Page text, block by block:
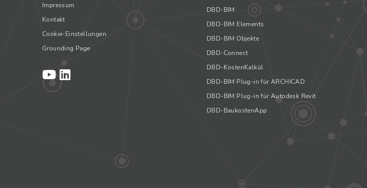
Impressum
Kontakt
Cookie-Einstellungen
Grounding Page
DBD-BIM
DBD-BIM Elements
DBD-BIM Objekte
DBD-Connect
DBD-KostenKalkül
DBD-BIM Plug-in für ARCHICAD
DBD-BIM Plug-in für Autodesk Revit
DBD-BaukostenApp